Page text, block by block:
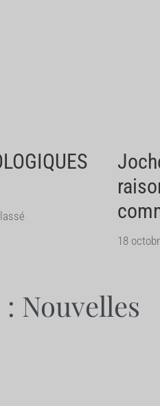
18
Nouvelles